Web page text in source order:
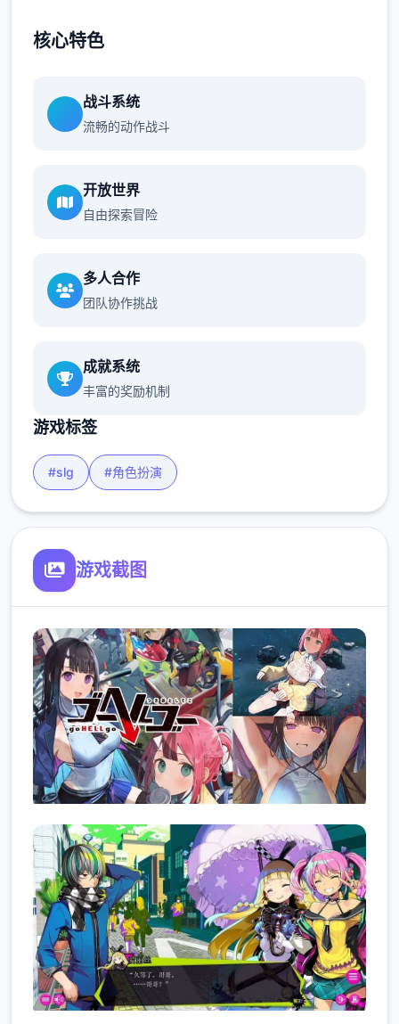
核心特色
战斗系统
流畅的动作战斗
开放世界
自由探索冒险
多人合作
团队协作挑战
成就系统
丰富的奖励机制
游戏标签
#slg #角色扮演
游戏截图